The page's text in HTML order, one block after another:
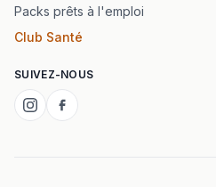
Packs prêts à l'emploi
Club Santé
SUIVEZ-NOUS